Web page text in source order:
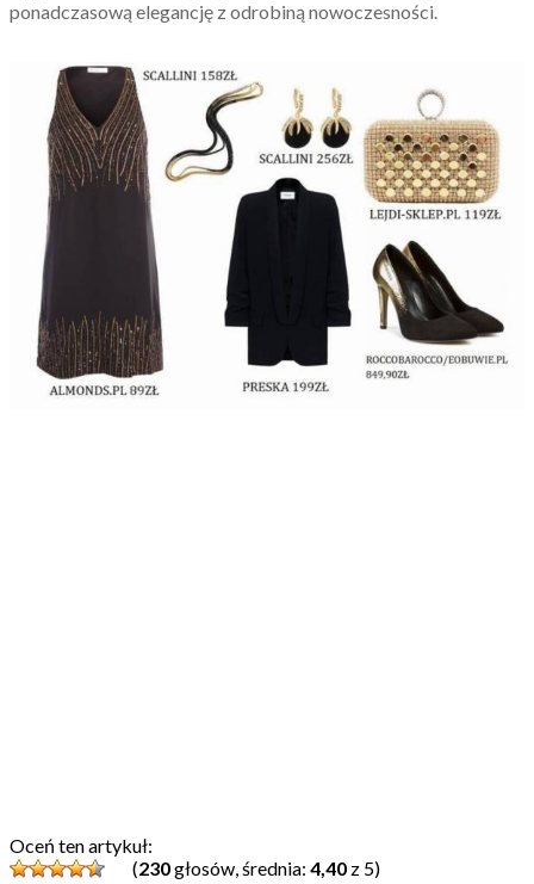
ponadczasową elegancję z odrobiną nowoczesności.
Oceń ten artykuł:
(230głosów, średnia: 4,40 z 5)